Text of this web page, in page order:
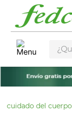
cuidado del cuerpo